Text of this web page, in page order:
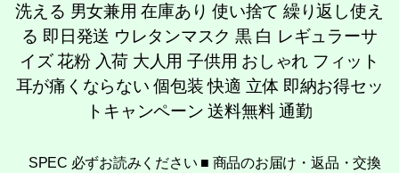
洗える 男女兼用 在庫あり 使い捨て 繰り返し使え
る 即日発送 ウレタンマスク 黒 白 レギュラーサ
イズ 花粉 入荷 大人用 子供用 おしゃれ フィット
耳が痛くならない 個包装 快適 立体 即納お得セッ
トキャンペーン 送料無料 通勤
SPEC 必ずお読みください ■ 商品のお届け・返品・交換